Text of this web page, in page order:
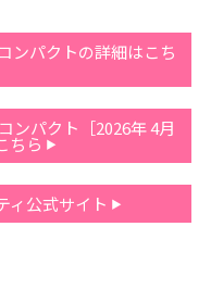
ンパクトの詳細はこち
ンパクト［2026年 4月
ちら
ィ公式サイト